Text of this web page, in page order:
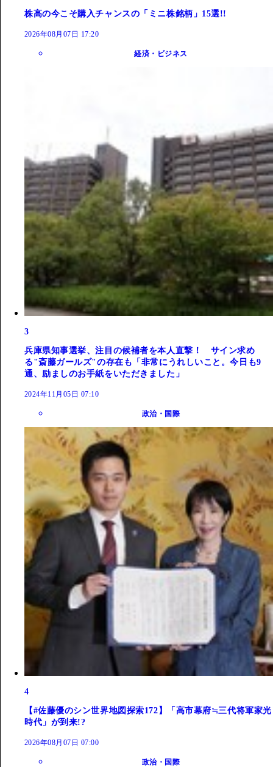
株高の今こそ購入チャンスの「ミニ株銘柄」15選!!
2026年08月07日 17:20
経済・ビジネス
3
兵庫県知事選挙、注目の候補者を本人直撃！ サイン求め
る"斎藤ガールズ"の存在も「非常にうれしいこと。今日も9
通、励ましのお手紙をいただきました」
2024年11月05日 07:10
政治・国際
4
【#佐藤優のシン世界地図探索172】「高市幕府≒三代将軍家光
時代」が到来!?
2026年08月07日 07:00
政治・国際